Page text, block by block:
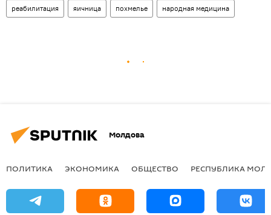
реабилитация яичница похмелье народная медицина
Молдова
ПОЛИТИКА ЭКОНОМИКА ОБЩЕСТВО РЕСПУБЛИКА